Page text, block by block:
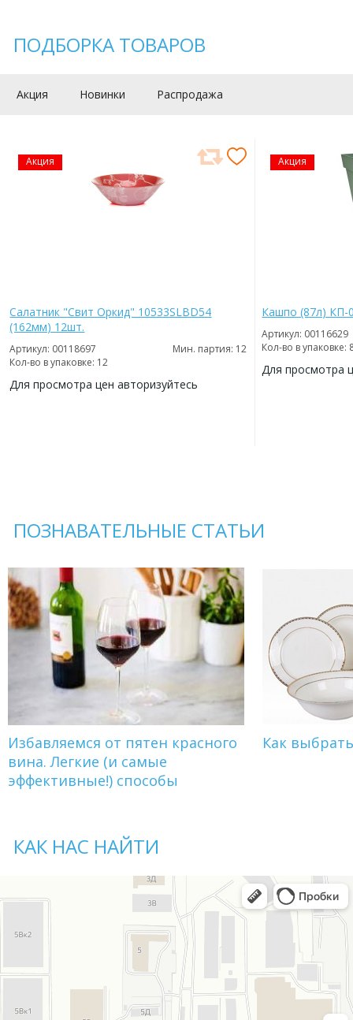
ПОДБОРКА ТОВАРОВ
Акция Новинки Распродажа
Акция
Салатник "Свит Оркид" 10533SLBD54
(162мм) 12шт.
Артикул: 00118697
Мин. партия: 12
Кол-во в упаковке: 12
Для просмотра цен авторизуйтесь
Акция
Кашпо (87л) КП-
Артикул: 00116629
Кол-во в упаковке:
Для просмотра
ПОЗНАВАТЕЛЬНЫЕ СТАТЬИ
Избавляемся от пятен красного
вина. Легкие (и самые
эффективные!) способы
Как
КАК НАС НАЙТИ